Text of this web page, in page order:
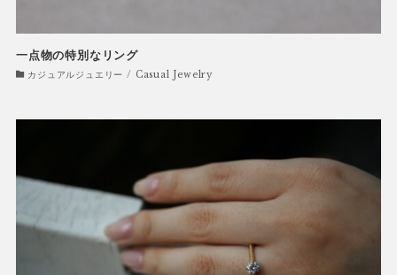
一点物の特別なリング
カジュアルジュエリー / Casual Jewelry